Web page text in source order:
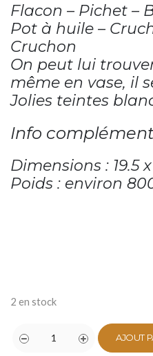
Flacon – Pichet –
Pot à huile –
Cruchon
On peut lui
même en vase, il
Jolies teintes
Info
Dimensions : 19.5
Poids : environ
2 en stock
AJOUT